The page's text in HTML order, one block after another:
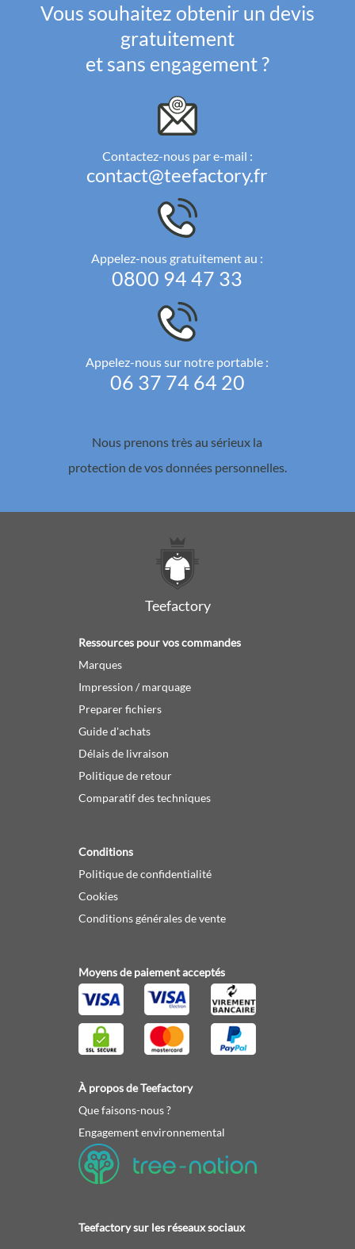
Vous souhaitez obtenir un devis
gratuitement
et sans engagement ?
Contactez-nous par e-mail :
contact@teefactory.fr
Appelez-nous gratuitement au :
0800 94 47 33
Appelez-nous sur notre portable :
06 37 74 64 20
Nous prenons très au sérieux la
protection de vos données personnelles.
Teefactory
Ressources pour vos commandes
Marques
Impression / marquage
Preparer fichiers
Guide d'achats
Délais de livraison
Politique de retour
Comparatif des techniques
Conditions
Politique de confidentialité
Cookies
Conditions générales de vente
Moyens de paiement acceptés
À propos de Teefactory
Que faisons-nous ?
Engagement environnemental
Teefactory sur les réseaux sociaux